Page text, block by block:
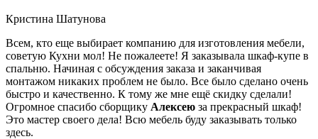
Кристина Шатунова
Всем, кто еще выбирает компанию для изготовления мебели,
советую Кухни мол! Не пожалеете! Я заказывала шкаф-купе в
спальню. Начиная с обсуждения заказа и заканчивая
монтажом никаких проблем не было. Все было сделано очень
быстро и качественно. К тому же мне ещё скидку сделали!
Огромное спасибо сборщику Алексею за прекрасный шкаф!
Это мастер своего дела! Всю мебель буду заказывать только
здесь.